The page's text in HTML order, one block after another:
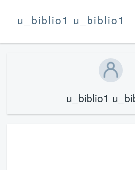
u_biblio1 u_biblio1
u_biblio1